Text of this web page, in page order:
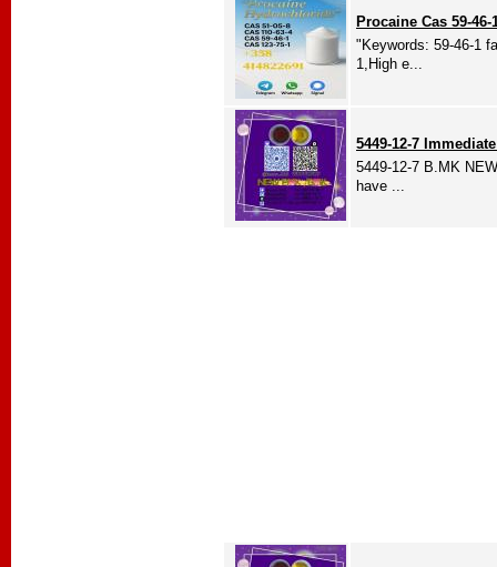
Procaine Cas 59-
"Keywords: 59-46-1
1,High e...
5449-12-7
5449-12-7 B.MK
have ...